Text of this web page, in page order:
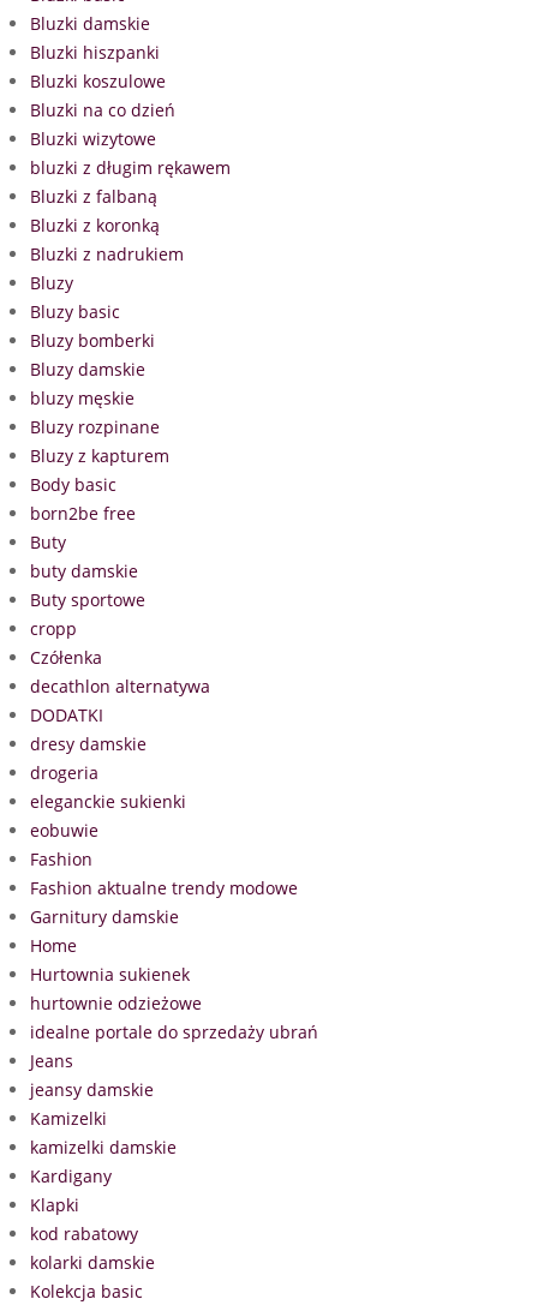
Bluzki damskie
Bluzki hiszpanki
Bluzki koszulowe
Bluzki na co dzień
Bluzki wizytowe
bluzki z długim rękawem
Bluzki z falbaną
Bluzki z koronką
Bluzki z nadrukiem
Bluzy
Bluzy basic
Bluzy bomberki
Bluzy damskie
bluzy męskie
Bluzy rozpinane
Bluzy z kapturem
Body basic
born2be free
Buty
buty damskie
Buty sportowe
cropp
Czółenka
decathlon alternatywa
DODATKI
dresy damskie
drogeria
eleganckie sukienki
eobuwie
Fashion
Fashion aktualne trendy modowe
Garnitury damskie
Home
Hurtownia sukienek
hurtownie odzieżowe
idealne portale do sprzedaży ubrań
Jeans
jeansy damskie
Kamizelki
kamizelki damskie
Kardigany
Klapki
kod rabatowy
kolarki damskie
Kolekcja basic